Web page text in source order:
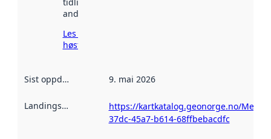
andre steder.
Les mer om
høsting her
Sist oppdatert 9. mai 2026
Landingsside
https://kartkatalog.geonorge.no/
37dc-45a7-b614-68ffbebacdfc